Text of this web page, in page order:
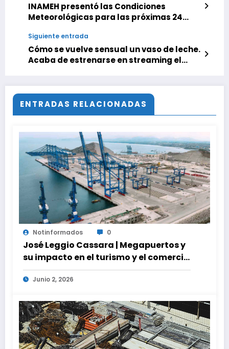
INAMEH presentó las Condiciones
Meteorológicas para las próximas 24
Siguiente entrada
Cómo se vuelve sensual un vaso de leche.
Acaba de estrenarse en streaming el
ENTRADAS RELACIONADAS
Notinformados 0
José Leggio Cassara | Megapuertos y
su impacto en el turismo y el comercio
global
Junio 2, 2026